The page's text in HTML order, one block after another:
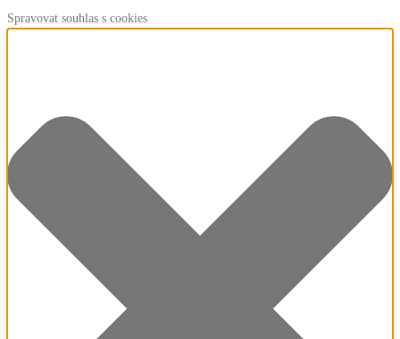
Spravovat souhlas s cookies